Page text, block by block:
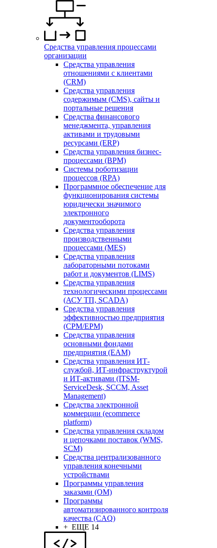
Средства управления процессами
организации
Средства управления
отношениями с клиентами
(CRM)
Средства управления
содержимым (CMS), сайты и
портальные решения
Средства финансового
менеджмента, управления
активами и трудовыми
ресурсами (ERP)
Средства управления бизнес-
процессами (BPM)
Системы роботизации
процессов (RPA)
Программное обеспечение для
функционирования системы
юридически значимого
электронного
документооборота
Средства управления
производственными
процессами (MES)
Средства управления
лабораторными потоками
работ и документов (LIMS)
Средства управления
технологическими процессами
(АСУ ТП, SCADA)
Средства управления
эффективностью предприятия
(CPM/EPM)
Средства управления
основными фондами
предприятия (EAM)
Средства управления ИТ-
службой, ИТ-инфраструктурой
и ИТ-активами (ITSM-
ServiceDesk, SCCM, Asset
Management)
Средства электронной
коммерции (ecommerce
platform)
Средства управления складом
и цепочками поставок (WMS,
SCM)
Средства централизованного
управления конечными
устройствами
Программы управления
заказами (OM)
Программы
автоматизированного контроля
качества (CAQ)
+ ЕЩЕ 14